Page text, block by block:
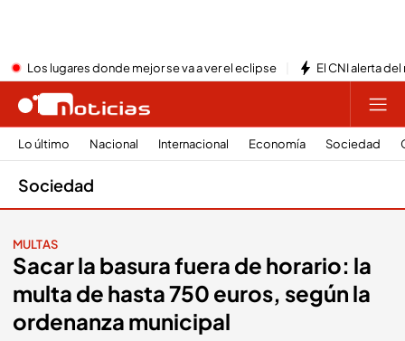
Los lugares donde mejor se va a ver el eclipse El CNI alerta
Lo último Nacional Internacional Economía Sociedad
Sociedad
MULTAS
Sacar la basura fuera de horario: la
multa de hasta 750 euros, según la
ordenanza municipal